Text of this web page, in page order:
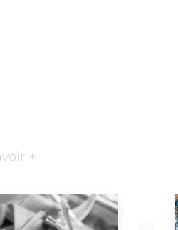
+